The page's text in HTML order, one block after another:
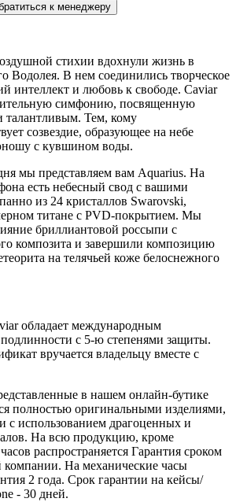
к менеджеру
стихии вдохнули жизнь в
Водолея. В нем соединились творческое
интеллект и любовь к свободе. Caviar
симфонию, посвященную
талантливым. Тем, кому
созвездие, образующее на небе
с кувшином воды.
мы представляем вам Aquarius. На
есть небесный свод с вашими
из 24 кристаллов Swarovski,
титане с PVD-покрытием. Мы
бриллиантовой россыпи с
композита и завершили композицию
на телячьей коже белоснежного
обладает международным
с 5-ю степенями защиты.
вручается владельцу вместе с
в нашем онлайн-бутике
полностью оригинальными изделиями,
использованием драгоценных и
На всю продукцию, кроме
распространяется Гарантия сроком
компании. На механические часы
2 года. Срок гарантии на кейсы/
- 30 дней.